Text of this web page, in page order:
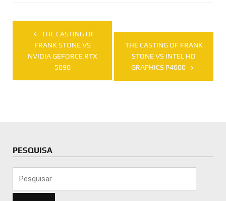
Navegação
de
THE CASTING OF
FRANK STONE VS
NVIDIA GEFORCE RTX
5090
THE CASTING OF FRANK
STONE VS INTEL HD
GRAPHICS P4600
PESQUISA